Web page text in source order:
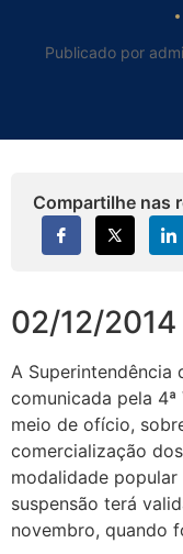
Publicado por
Compartilhe nas
02/12/
A Superintendência
comunicada pela
meio de ofício,
comercialização
modalidade
suspensão terá
novembro, quando